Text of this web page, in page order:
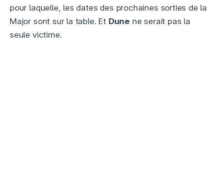
pour laquelle, les dates des prochaines sorties de la
Major sont sur la table. Et Dune ne serait pas la
seule victime.